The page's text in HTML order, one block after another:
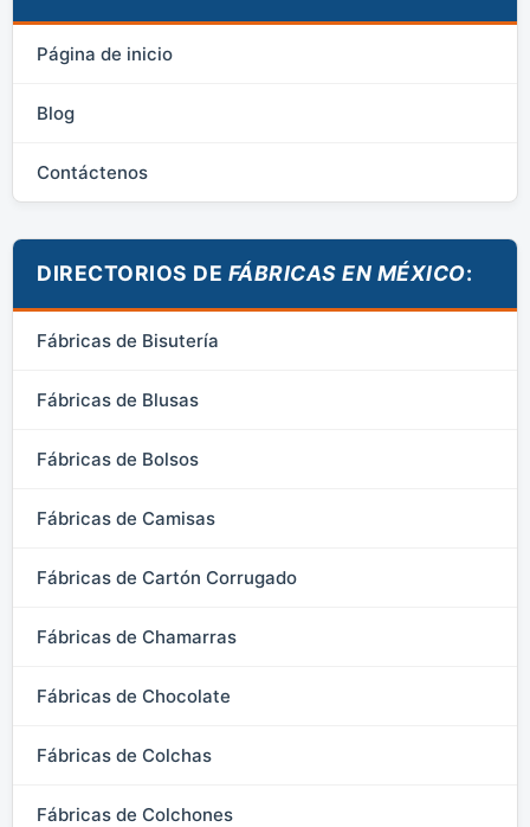
Página de inicio
Blog
Contáctenos
DIRECTORIOS DE FÁBRICAS EN MÉXICO:
Fábricas de Bisutería
Fábricas de Blusas
Fábricas de Bolsos
Fábricas de Camisas
Fábricas de Cartón Corrugado
Fábricas de Chamarras
Fábricas de Chocolate
Fábricas de Colchas
Fábricas de Colchones